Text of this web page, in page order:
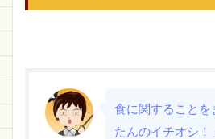
食に関することを
たんのイチオシ！